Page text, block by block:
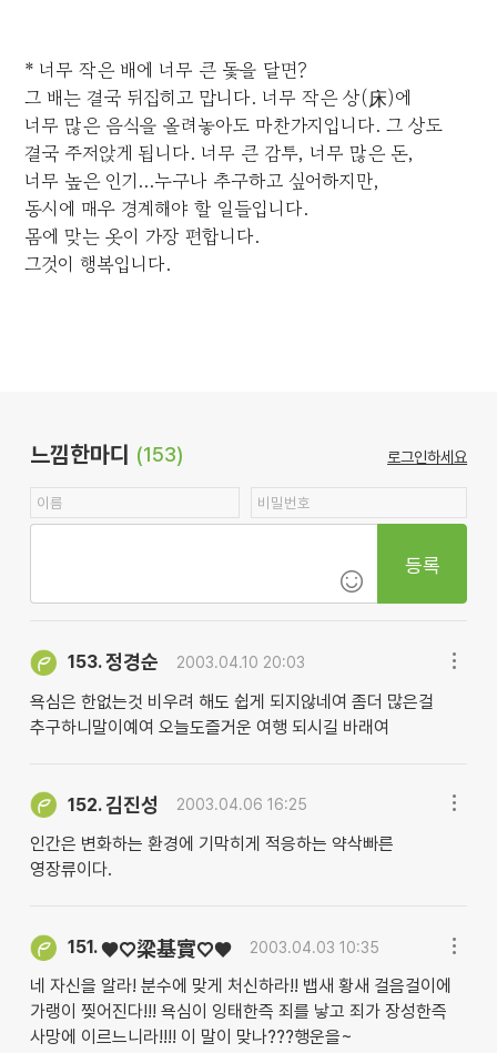
* 너무 작은 배에 너무 큰 돛을 달면?
그 배는 결국 뒤집히고 맙니다. 너무 작은 상(床)에
너무 많은 음식을 올려놓아도 마찬가지입니다. 그 상도
결국 주저앉게 됩니다. 너무 큰 감투, 너무 많은 돈,
너무 높은 인기...누구나 추구하고 싶어하지만,
동시에 매우 경계해야 할 일들입니다.
몸에 맞는 옷이 가장 편합니다.
그것이 행복입니다.
느낌한마디 (153) 로그인하세요
등록
153.정경순 2003.04.10 20:03
욕심은 한없는것 비우려 해도 쉽게 되지않네여 좀더 많은걸
추구하니말이예여 오늘도즐거운 여행 되시길 바래여
152.김진성 2003.04.06 16:25
인간은 변화하는 환경에 기막히게 적응하는 약삭빠른
영장류이다.
151.♥♡梁基實♡♥ 2003.04.03 10:35
네 자신을 알라! 분수에 맞게 처신하라!! 뱁새 황새 걸음걸이에
가랭이 찢어진다!!! 욕심이 잉태한즉 죄를 낳고 죄가 장성한즉
사망에 이르느니라!!!! 이 말이 맞나???행운을~